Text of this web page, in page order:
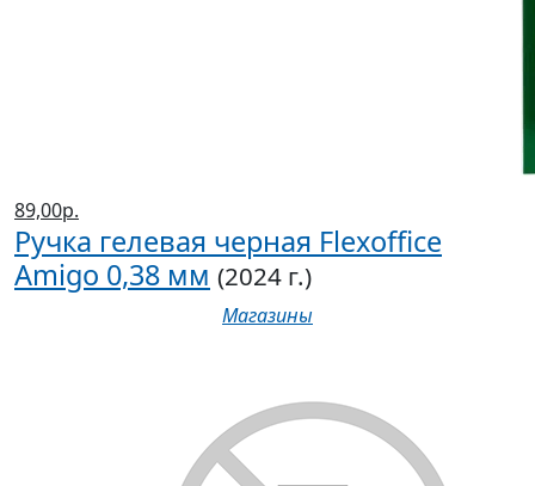
89,00р.
Ручка гелевая черная Flexoffice
Amigo 0,38 мм (2024 г.)
Магазины